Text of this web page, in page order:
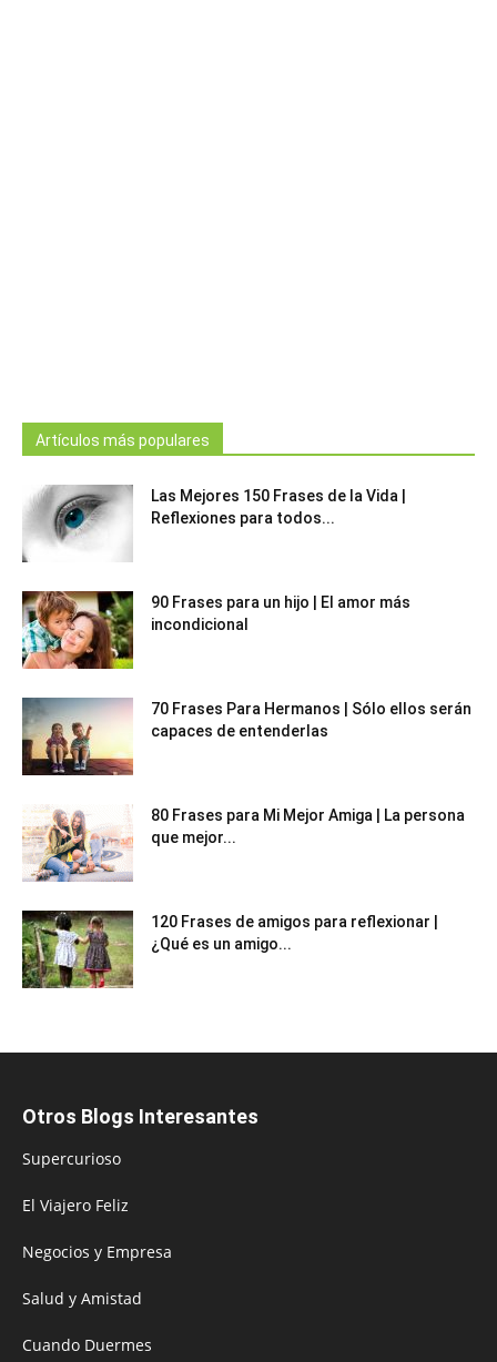
Artículos más populares
Las Mejores 150 Frases de la Vida |
Reflexiones para todos...
90 Frases para un hijo | El amor más
incondicional
70 Frases Para Hermanos | Sólo ellos serán
capaces de entenderlas
80 Frases para Mi Mejor Amiga | La persona
que mejor...
120 Frases de amigos para reflexionar |
¿Qué es un amigo...
Otros Blogs Interesantes
Supercurioso
El Viajero Feliz
Negocios y Empresa
Salud y Amistad
Cuando Duermes